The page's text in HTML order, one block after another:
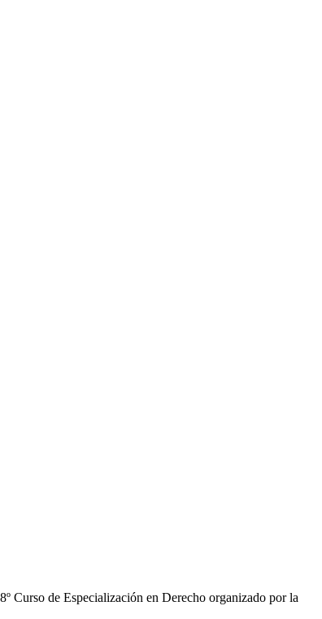
Curso de Especialización en Derecho organizado por la